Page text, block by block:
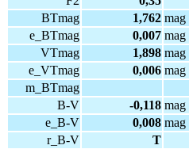
BTmag
1,762 mag
e_BTmag
0,007 mag
VTmag
1,898 mag
e_VTmag
0,006 mag
m_BTmag
B-V
-0,118 mag
e_B-V
0,008 mag
r_B-V
T